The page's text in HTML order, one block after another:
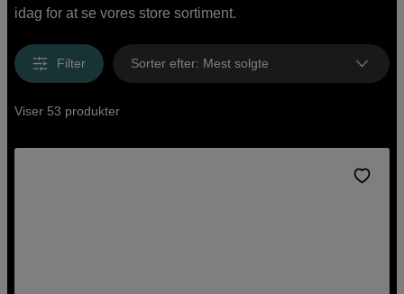
idag for at se vores store sortiment.
Filter Sorter efter: Mest solgte
Viser 53 produkter